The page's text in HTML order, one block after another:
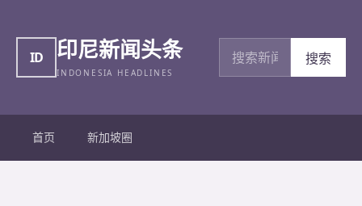
ID 印尼新闻头条
INDONESIA HEADLINES
搜索新闻
搜索
首页 新加坡圈